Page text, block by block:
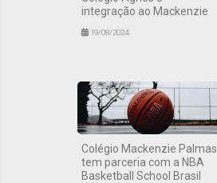
integração ao Mackenzie
19/08/2024
Colégio Mackenzie Palmas
tem parceria com a NBA
Basketball School Brasil